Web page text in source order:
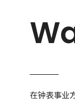
在钟表事业